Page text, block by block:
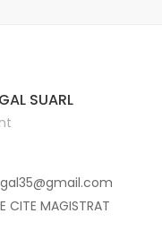
SUARL
CITE MAGISTRAT